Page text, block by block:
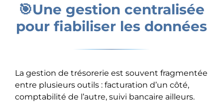
🎯Une gestion centralisée
pour fiabiliser les données
La gestion de trésorerie est souvent fragmentée
entre plusieurs outils : facturation d’un côté,
comptabilité de l’autre, suivi bancaire ailleurs.